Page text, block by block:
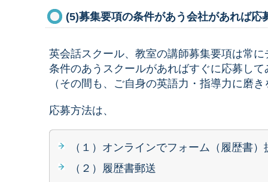
(5)募集要項の条件があう会社があれば応
英会話スクール、教室の講師募集要項は常に
条件のあうスクールがあればすぐに応募して
（その間も、ご自身の英語力・指導力に磨
応募方法は、
（１）オンラインでフォーム（履歴書）
（２）履歴書郵送